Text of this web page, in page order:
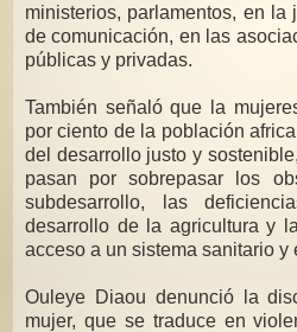
ministerios, parlamentos, en la
de comunicación, en las
públicas y privadas.
También señaló que la
por ciento de la población
del desarrollo justo y
pasan por sobrepasar los
subdesarrollo, las
desarrollo de la agricultura y
acceso a un sistema sanitario y
Ouleye Diaou denunció la
mujer, que se traduce en